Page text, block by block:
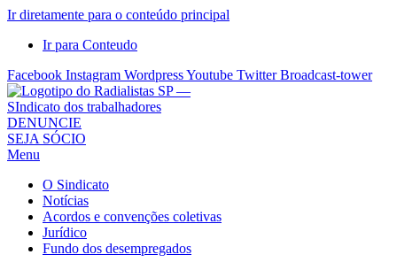
Ir diretamente para o conteúdo principal
Ir para Conteudo
Facebook Instagram WordpressYoutube Twitter Broadcast-tower
Sindicato
dos
Radialistas
São
Paulo
Sindicato
DENUNCIE
SEJA SÓCIO
Menu
O Sindicato
Notícias
Acordos e convenções coletivas
Jurídico
Fundo dos desempregados